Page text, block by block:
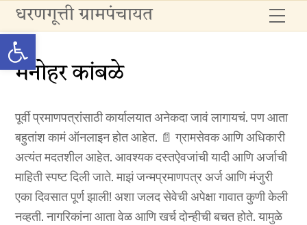
Open toolbar
Skip
to
content
धरणगूत्ती ग्रामपंचायत
मनोहर कांबळे
पूर्वी प्रमाणपत्रांसाठी कार्यालयात अनेकदा जावं लागायचं. पण आता
बहुतांश कामं ऑनलाइन होत आहेत. 📄 ग्रामसेवक आणि अधिकारी
अत्यंत मदतशील आहेत. आवश्यक दस्तऐवजांची यादी आणि अर्जाची
माहिती स्पष्ट दिली जाते. माझं जन्मप्रमाणपत्र अर्ज आणि मंजुरी
एका दिवसात पूर्ण झाली! अशा जलद सेवेची अपेक्षा गावात कुणी केली
नव्हती. नागरिकांना आता वेळ आणि खर्च दोन्हीची बचत होते. यामुळे